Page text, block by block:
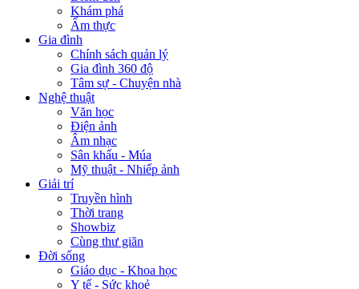
Khám phá
Ẩm thực
Gia đình
Chính sách quản lý
Gia đình 360 độ
Tâm sự - Chuyện nhà
Nghệ thuật
Văn học
Điện ảnh
Âm nhạc
Sân khấu - Múa
Mỹ thuật - Nhiếp ảnh
Giải trí
Truyền hình
Thời trang
Showbiz
Cùng thư giãn
Đời sống
Giáo dục - Khoa học
Y tế - Sức khoẻ